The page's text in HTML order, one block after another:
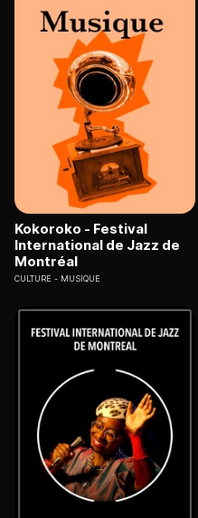
Kokoroko - Festival
International de Jazz de
Montréal
CULTURE MUSIQUE